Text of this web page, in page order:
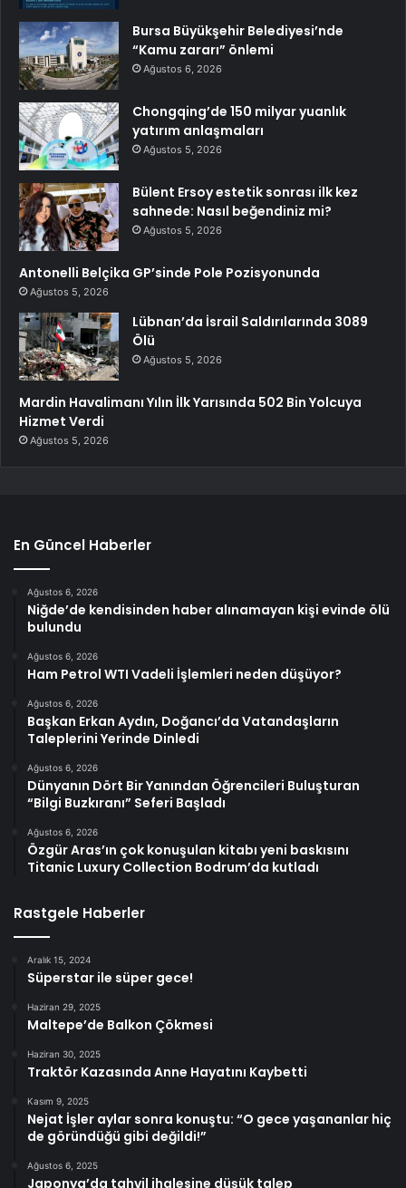
Bursa Büyükşehir Belediyesi’nde
“Kamu zararı” önlemi
Ağustos 6, 2026
Chongqing’de 150 milyar yuanlık
yatırım anlaşmaları
Ağustos 5, 2026
Bülent Ersoy estetik sonrası ilk kez
sahnede: Nasıl beğendiniz mi?
Ağustos 5, 2026
Antonelli Belçika GP’sinde Pole Pozisyonunda
Ağustos 5, 2026
Lübnan’da İsrail Saldırılarında 3089
Ölü
Ağustos 5, 2026
Mardin Havalimanı Yılın İlk Yarısında 502 Bin Yolcuya
Hizmet Verdi
Ağustos 5, 2026
En Güncel Haberler
Ağustos 6, 2026
Niğde’de kendisinden haber alınamayan kişi evinde ölü
bulundu
Ağustos 6, 2026
Ham Petrol WTI Vadeli İşlemleri neden düşüyor?
Ağustos 6, 2026
Başkan Erkan Aydın, Doğancı’da Vatandaşların
Taleplerini Yerinde Dinledi
Ağustos 6, 2026
Dünyanın Dört Bir Yanından Öğrencileri Buluşturan
“Bilgi Buzkıranı” Seferi Başladı
Ağustos 6, 2026
Özgür Aras’ın çok konuşulan kitabı yeni baskısını
Titanic Luxury Collection Bodrum’da kutladı
Rastgele Haberler
Aralık 15, 2024
Süperstar ile süper gece!
Haziran 29, 2025
Maltepe’de Balkon Çökmesi
Haziran 30, 2025
Traktör Kazasında Anne Hayatını Kaybetti
Kasım 9, 2025
Nejat İşler aylar sonra konuştu: “O gece yaşananlar hiç
de göründüğü gibi değildi!”
Ağustos 6, 2025
Japonya’da tahvil ihalesine düşük talep